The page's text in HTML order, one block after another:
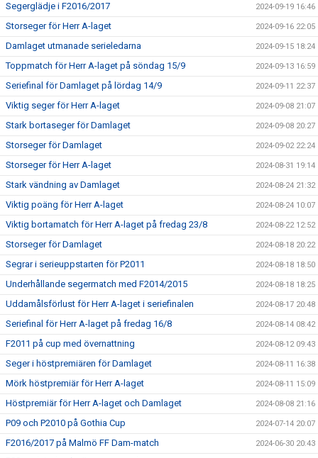
Segerglädje i F2016/2017 2024-09-19 16:46
Storseger för Herr A-laget 2024-09-16 22:05
Damlaget utmanade serieledarna 2024-09-15 18:24
Toppmatch för Herr A-laget på söndag 15/9 2024-09-13 16:59
Seriefinal för Damlaget på lördag 14/9 2024-09-11 22:37
Viktig seger för Herr A-laget 2024-09-08 21:07
Stark bortaseger för Damlaget 2024-09-08 20:27
Storseger för Damlaget 2024-09-02 22:24
Storseger för Herr A-laget 2024-08-31 19:14
Stark vändning av Damlaget 2024-08-24 21:32
Viktig poäng för Herr A-laget 2024-08-24 10:07
Viktig bortamatch för Herr A-laget på fredag 23/8 2024-08-22 12:52
Storseger för Damlaget 2024-08-18 20:22
Segrar i serieuppstarten för P2011 2024-08-18 18:50
Underhållande segermatch med F2014/2015 2024-08-18 18:25
Uddamålsförlust för Herr A-laget i seriefinalen 2024-08-17 20:48
Seriefinal för Herr A-laget på fredag 16/8 2024-08-14 08:42
F2011 på cup med övernattning 2024-08-12 09:43
Seger i höstpremiären för Damlaget 2024-08-11 16:38
Mörk höstpremiär för Herr A-laget 2024-08-11 15:09
Höstpremiär för Herr A-laget och Damlaget 2024-08-08 21:16
P09 och P2010 på Gothia Cup 2024-07-14 20:07
F2016/2017 på Malmö FF Dam-match 2024-06-30 20:43